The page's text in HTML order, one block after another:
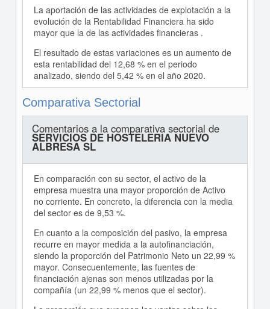
La aportación de las actividades de explotación a la
evolución de la Rentabilidad Financiera ha sido
mayor que la de las actividades financieras .
El resultado de estas variaciones es un aumento de
esta rentabilidad del 12,68 % en el periodo
analizado, siendo del 5,42 % en el año 2020.
Comparativa Sectorial
Comentarios a la comparativa sectorial de
SERVICIOS DE HOSTELERIA NUEVO
ALBRESA SL
En comparación con su sector, el activo de la
empresa muestra una mayor proporción de Activo
no corriente. En concreto, la diferencia con la media
del sector es de 9,53 %.
En cuanto a la composición del pasivo, la empresa
recurre en mayor medida a la autofinanciación,
siendo la proporción del Patrimonio Neto un 22,99 %
mayor. Consecuentemente, las fuentes de
financiación ajenas son menos utilizadas por la
compañía (un 22,99 % menos que el sector).